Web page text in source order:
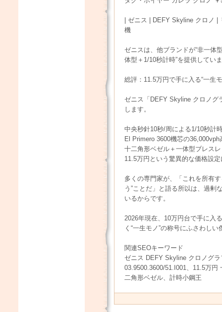
| ゼニス | DEFY Skyline クロノ
機
ゼニスは、他ブランドが“非一体
体型＋1/10秒計時”を提供してい
総評：11.5万円で手に入る“一生
ゼニス「DEFY Skyline クロノグ
します。
中央秒針10秒/周による1/10秒計
El Primero 3600機芯の
十二角形ベゼル＋一体型ブレス
11.5万円という驚異的な価格設
多くの専門家が、「これを所有
う”ことだ」と語る所以は、過剰
いるからです。
2026年現在、10万円台で手に入
く“一生モノ”の称号にふさわしい
関連SEOキーワード
ゼニス DEFY Skyline クロノグ
03.9500.3600/51.I001、11.5万円
二角形ベゼル、計時小鋼王